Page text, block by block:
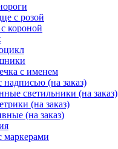
с розой
короной
с именем
(на заказ)
светильники (на заказ)
(на заказ)
(на заказ)
маркерами